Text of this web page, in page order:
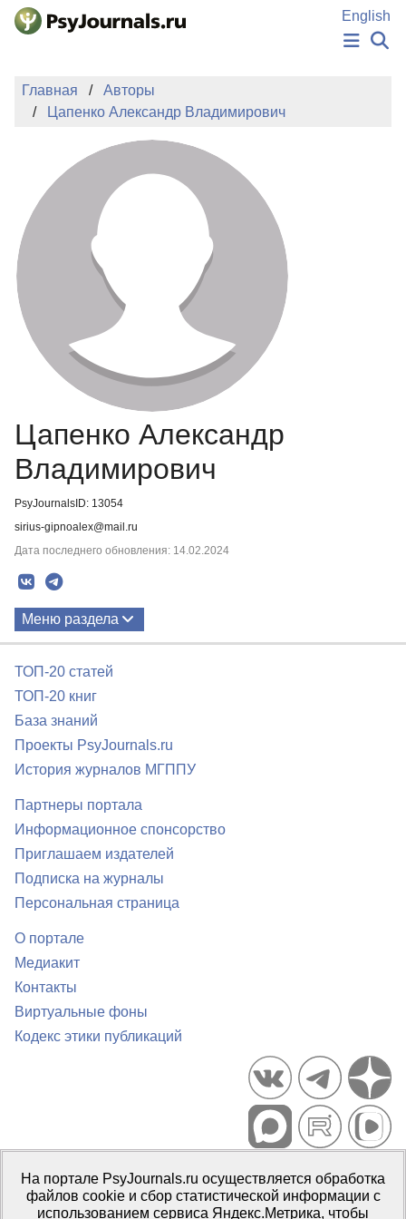
Перейти к основному содержанию
English
ИЗДАНИЯ
АВТОРЫ
ПОДАТЬ РУКОПИСЬ
БАЗА ЗНАНИЙ
КЛЮЧЕВЫЕ СЛОВА
Регистрация
Главная
Авторы
Цапенко Александр Владимирович
Цапенко Александр
Владимирович
PsyJournalsID: 13054
sirius-gipnoalex@mail.ru
Дата последнего обновления: 14.02.2024
Меню раздела
ТОП-20 статей
ТОП-20 книг
База знаний
Проекты PsyJournals.ru
История журналов МГППУ
Партнеры портала
Информационное спонсорство
Приглашаем издателей
Подписка на журналы
Персональная страница
О портале
Медиакит
Контакты
Виртуальные фоны
Кодекс этики публикаций
Портал психологических изданий PsyJournals.ru, 2007–2026
Правила использования материалов
Свидетельство регистрации СМИЭл № ФС77-66447 от 14 июля
На портале PsyJournals.ru осуществляется обработка
файлов cookie и сбор статистической информации с
использованием сервиса Яндекс.Метрика, чтобы